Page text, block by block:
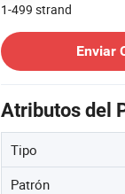
1-499 strand
Enviar
Atributos del
Tipo
Patrón